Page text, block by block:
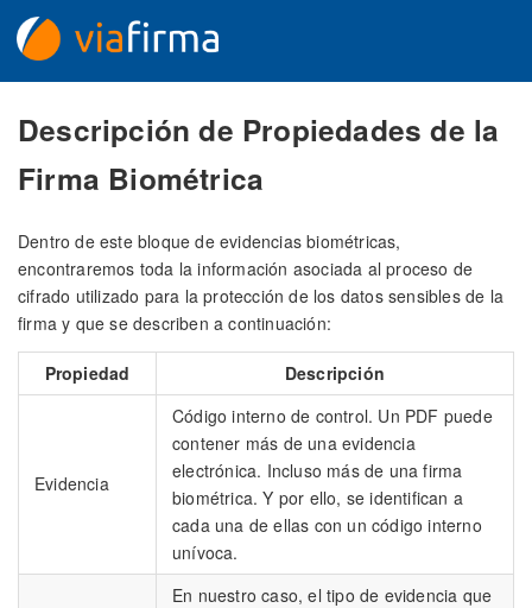
Descripción de Propiedades de la
Firma Biométrica
Dentro de este bloque de evidencias biométricas,
encontraremos toda la información asociada al proceso de
cifrado utilizado para la protección de los datos sensibles de la
firma y que se describen a continuación:
Propiedad Descripción
Evidencia
Código interno de control. Un PDF puede
contener más de una evidencia
electrónica. Incluso más de una firma
biométrica. Y por ello, se identifican a
cada una de ellas con un código interno
unívoca.
En nuestro caso, el tipo de evidencia que